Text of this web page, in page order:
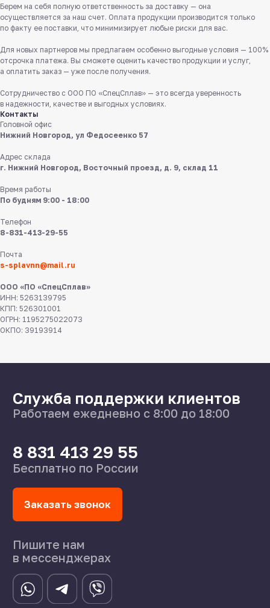
Берем на себя полную ответственность за доставку — она
осуществляется за наш счет. Оплата продукции производится только
по факту ее поставки, что минимизирует любые риски для вас.
Для новых партнеров мы предлагаем особенно выгодные условия — 100%
отсрочка платежа. Вы сможете оценить качество продукции и услуг,
а оплатить заказ — уже после получения.
Сотрудничество с ООО ПО «СпецСплав» — это всегда уверенность
в надежности, качестве и выгодных условиях.
Контакты
Головной офис
Нижний Новгород, ул Федосеенко 57
Адрес склада
г. Нижний Новгород, Восточный проезд, д. 9, склад 11
Время работы
По будням 9:00 - 18:00
Телефон
8-831-413-29-55
Почта
s-splavnn@mail.ru
ООО «ПО «СпецСплав»
ИНН: 5263139795
КПП: 526301001
ОГРН: 1195275022073
ОКПО: 39193914
Заказать звонок
Служба поддержки клиентов
Работаем ежедневно с 8:00 до 18:00
Пишите нам
в мессенджерах
8 831 413 29 55
Бесплатно по России
Нижний Новгород,
s-splavnn@mail.ru
8 831 413 29 55
©2024 СпецСплав
Политика конфиденциальности
Создание сайта
Калькуляторы
О нас
Поставщикам